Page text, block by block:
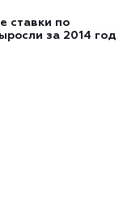
ставки по
за 2014 год